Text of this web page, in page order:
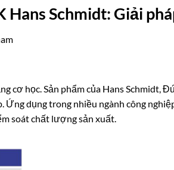
Schmidt: Giải
cơ học. Sản phẩm của Hans Schmidt,
Ứng dụng trong nhiều ngành công
soát chất lượng sản xuất.